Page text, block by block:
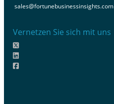
sales@fortunebusinessinsights.com
Vernetzen Sie sich mit uns